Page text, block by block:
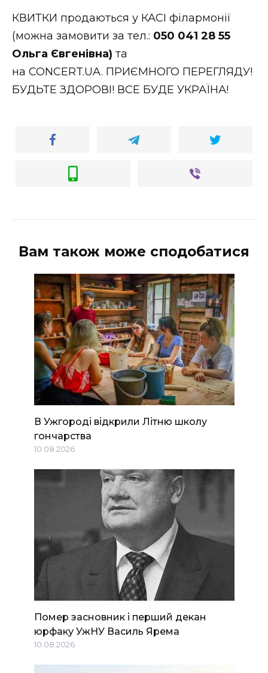
КВИТКИ продаються у КАСІ філармонії
(можна замовити за тел.: 050 041 28 55
Ольга Євгенівна) та
на CONCERT.UA. ПРИЄМНОГО ПЕРЕГЛЯДУ!
БУДЬТЕ ЗДОРОВІ! ВСЕ БУДЕ УКРАЇНА!
Вам також може сподобатися
В Ужгороді відкрили Літню школу
гончарства
10.08.2026
Помер засновник і перший декан
юрфаку УжНУ Василь Ярема
10.08.2026